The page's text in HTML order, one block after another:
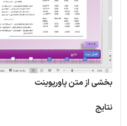
بخشی از متن پاورپوینت
نتایج